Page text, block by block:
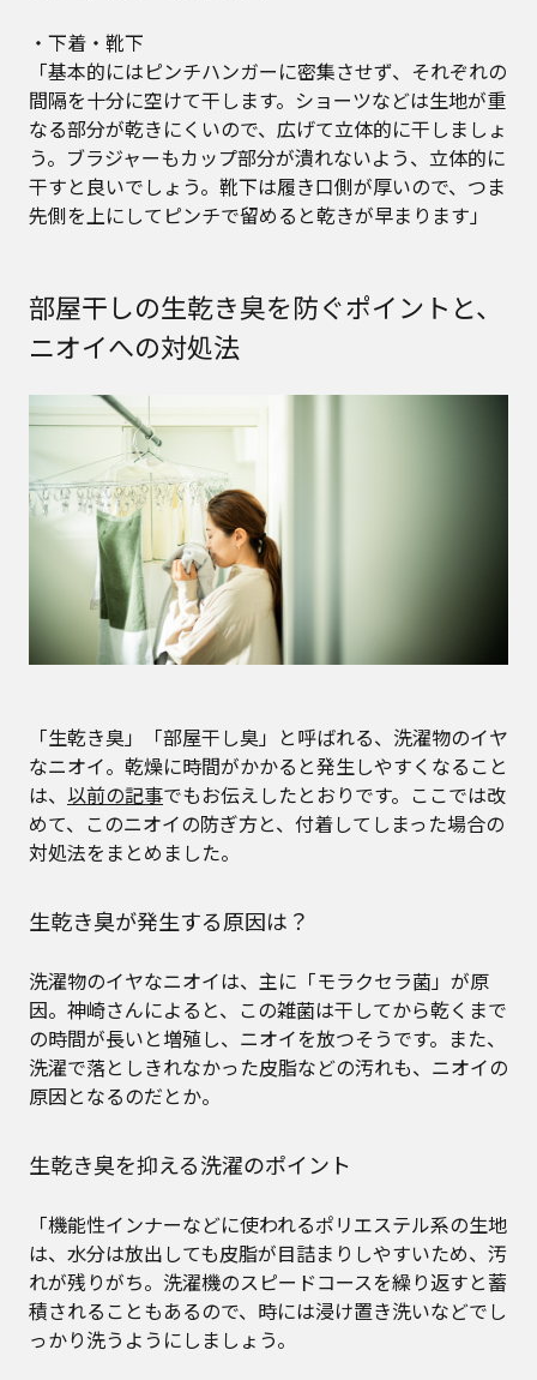
・下着・靴下
「基本的にはピンチハンガーに密集させず、それぞれの
間隔を十分に空けて干します。ショーツなどは生地が重
なる部分が乾きにくいので、広げて立体的に干しましょ
う。ブラジャーもカップ部分が潰れないよう、立体的に
干すと良いでしょう。靴下は履き口側が厚いので、つま
先側を上にしてピンチで留めると乾きが早まります」
部屋干しの生乾き臭を防ぐポイントと、
ニオイへの対処法
「生乾き臭」「部屋干し臭」と呼ばれる、洗濯物のイヤ
なニオイ。乾燥に時間がかかると発生しやすくなること
は、 以前の記事でもお伝えしたとおりです。ここでは改
めて、このニオイの防ぎ方と、付着してしまった場合の
対処法をまとめました。
生乾き臭が発生する原因は？
洗濯物のイヤなニオイは、主に「モラクセラ菌」が原
因。神崎さんによると、この雑菌は干してから乾くまで
の時間が長いと増殖し、ニオイを放つそうです。また、
洗濯で落としきれなかった皮脂などの汚れも、ニオイの
原因となるのだとか。
生乾き臭を抑える洗濯のポイント
「機能性インナーなどに使われるポリエステル系の生地
は、水分は放出しても皮脂が目詰まりしやすいため、汚
れが残りがち。洗濯機のスピードコースを繰り返すと蓄
積されることもあるので、時には浸け置き洗いなどでし
っかり洗うようにしましょう。